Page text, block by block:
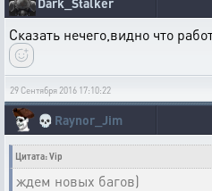
Сказать нечего,видно что
29 Сентября 2016 17:10:22
💀 Raynor_Jim
Цитата: Vip
ждем новых багов)